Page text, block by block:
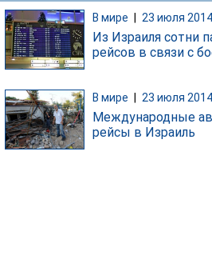
В мире 23 июля 2014
Из Израиля сотни
рейсов в связи с
В мире 23 июля 2014
Международные
рейсы в Израиль